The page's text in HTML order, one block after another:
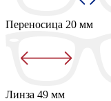
Переносица 20 мм
Линза 49 мм